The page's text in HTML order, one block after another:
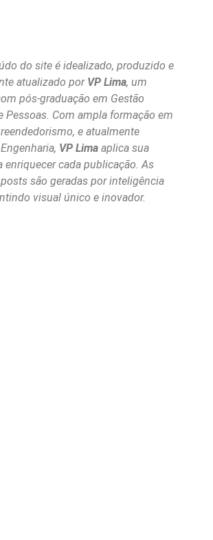
do site é idealizado, produzido e
atualizado por VP Lima, um
pós-graduação em Gestão
Pessoas. Com ampla formação em
e atualmente
VP Lima aplica sua
enriquecer cada publicação. As
são geradas por inteligência
visual único e inovador.